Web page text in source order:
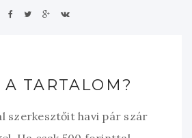
A TARTALOM?
szerkesztőit havi pár szár